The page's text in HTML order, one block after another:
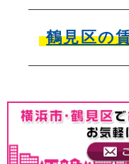
鶴見区の